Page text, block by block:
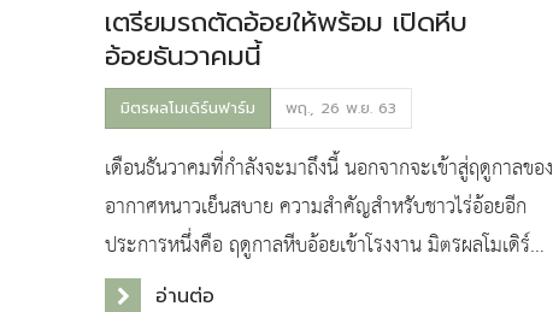
เตรียมรถตัดอ้อยให้พร้อม เปิดหีบ
อ้อยธันวาคมนี้
มิตรผลโมเดิร์นฟาร์ม พฤ., 26 พ.ย. 63
เดือนธันวาคมที่กำลังจะมาถึงนี้ นอกจากจะเข้าสู่ฤดูกาลของ
อากาศหนาวเย็นสบาย ความสำคัญสำหรับชาวไร่อ้อยอีก
ประการหนึ่งคือ ฤดูกาลหีบอ้อยเข้าโรงงาน มิตรผลโมเดิร์น
ฟาร์มจึงอยากให้มิตรชาวไร่เตรียมเครื่องจักร เคร
อ่านต่อ